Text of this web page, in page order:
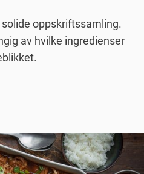
oppskriftssamling.
av hvilke ingredienser